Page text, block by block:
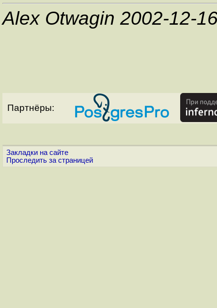
Alex Otwagin 2002-12-
Партнёры:
Закладки на сайте
Проследить за страницей